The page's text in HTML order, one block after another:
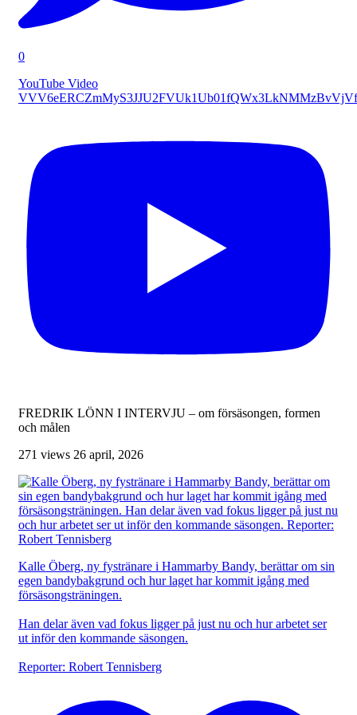
0
YouTube Video
FREDRIK LÖNN I INTERVJU – om försäsongen, formen
och målen
271 views 26 april, 2026
Kalle Öberg, ny fystränare i Hammarby Bandy, berättar om sin
egen bandybakgrund och hur laget har kommit igång med
försäsongsträningen.
Han delar även vad fokus ligger på just nu och hur arbetet ser
ut inför den kommande säsongen.
Reporter: Robert Tennisberg